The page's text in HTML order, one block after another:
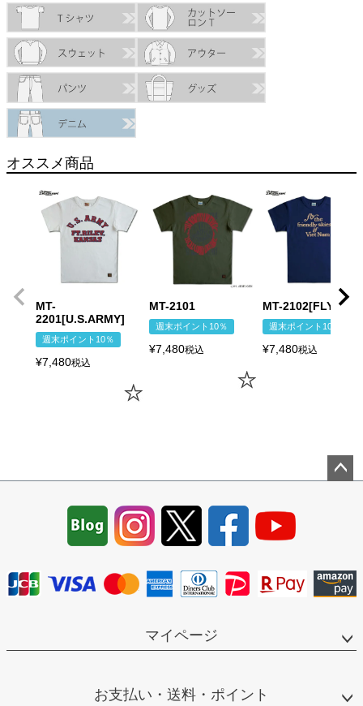
オススメ商品
MT-
2201[U.S.ARMY]
週末ポイント10％
¥7,480税込
MT-2101
週末ポイント10％
¥7,480税込
MT-2102[FLY]
週末ポイント10％
¥7,480税込
マイページ
お支払い・送料・ポイント